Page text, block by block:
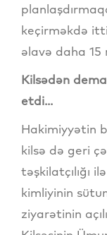
keçirməkdə
əlavə daha 15
Kilsədən
etdi...
Hakimiyyətin
kilsə də geri
təşkilatçılığı
kimliyinin
ziyarətinin